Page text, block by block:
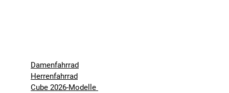
Damenfahrrad
Herrenfahrrad
Cube 2026-Modelle